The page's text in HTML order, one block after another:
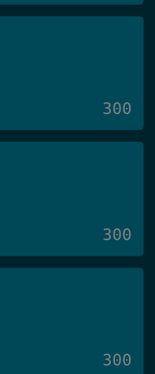
300
300
300